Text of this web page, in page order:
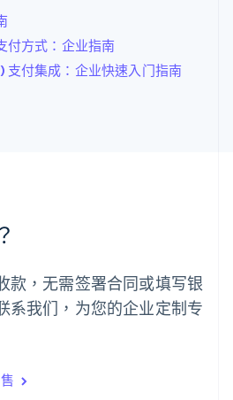
付方式：企业指南
支付集成：企业快速入门指南
款，无需签署合同或填写银
系我们，为您的企业定制专